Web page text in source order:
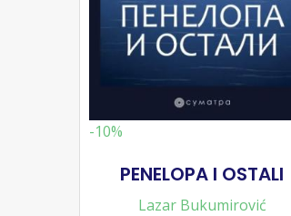
-10%
PENELOPA I OSTALI
Lazar Bukumirović